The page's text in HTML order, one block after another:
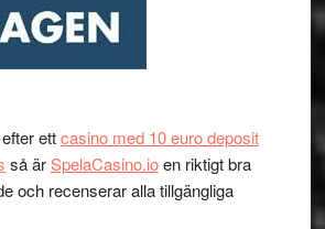
ettcasino med 10 euro deposit
så ärSpelaCasino.ioen riktigt bra
och recenserar alla tillgängliga